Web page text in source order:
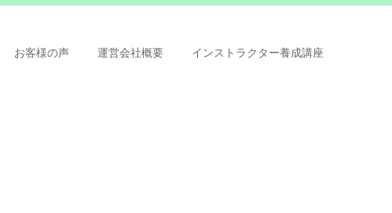
お客様の声 運営会社概要 インストラクター養成講座